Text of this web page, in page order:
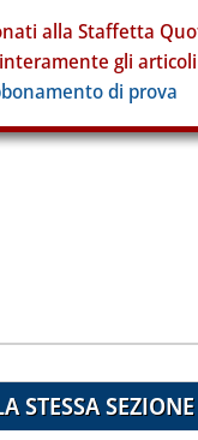
alla Staffetta
gli
di prova
STESSA SEZIONE